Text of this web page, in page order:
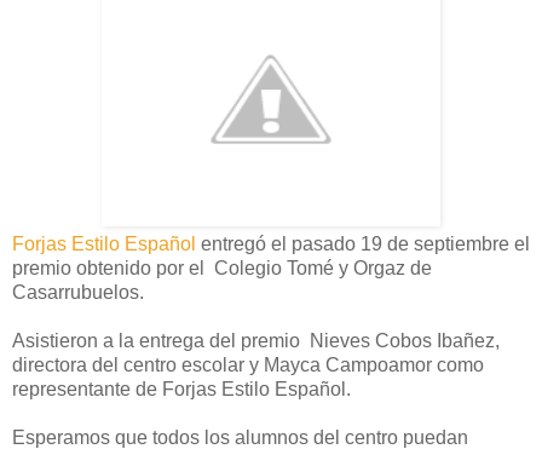
Forjas Estilo Español entregó el pasado 19 de septiembre el
premio obtenido por el Colegio Tomé y Orgaz de
Casarrubuelos.
Asistieron a la entrega del premio Nieves Cobos Ibañez,
directora del centro escolar y Mayca Campoamor como
representante de Forjas Estilo Español.
Esperamos que todos los alumnos del centro puedan